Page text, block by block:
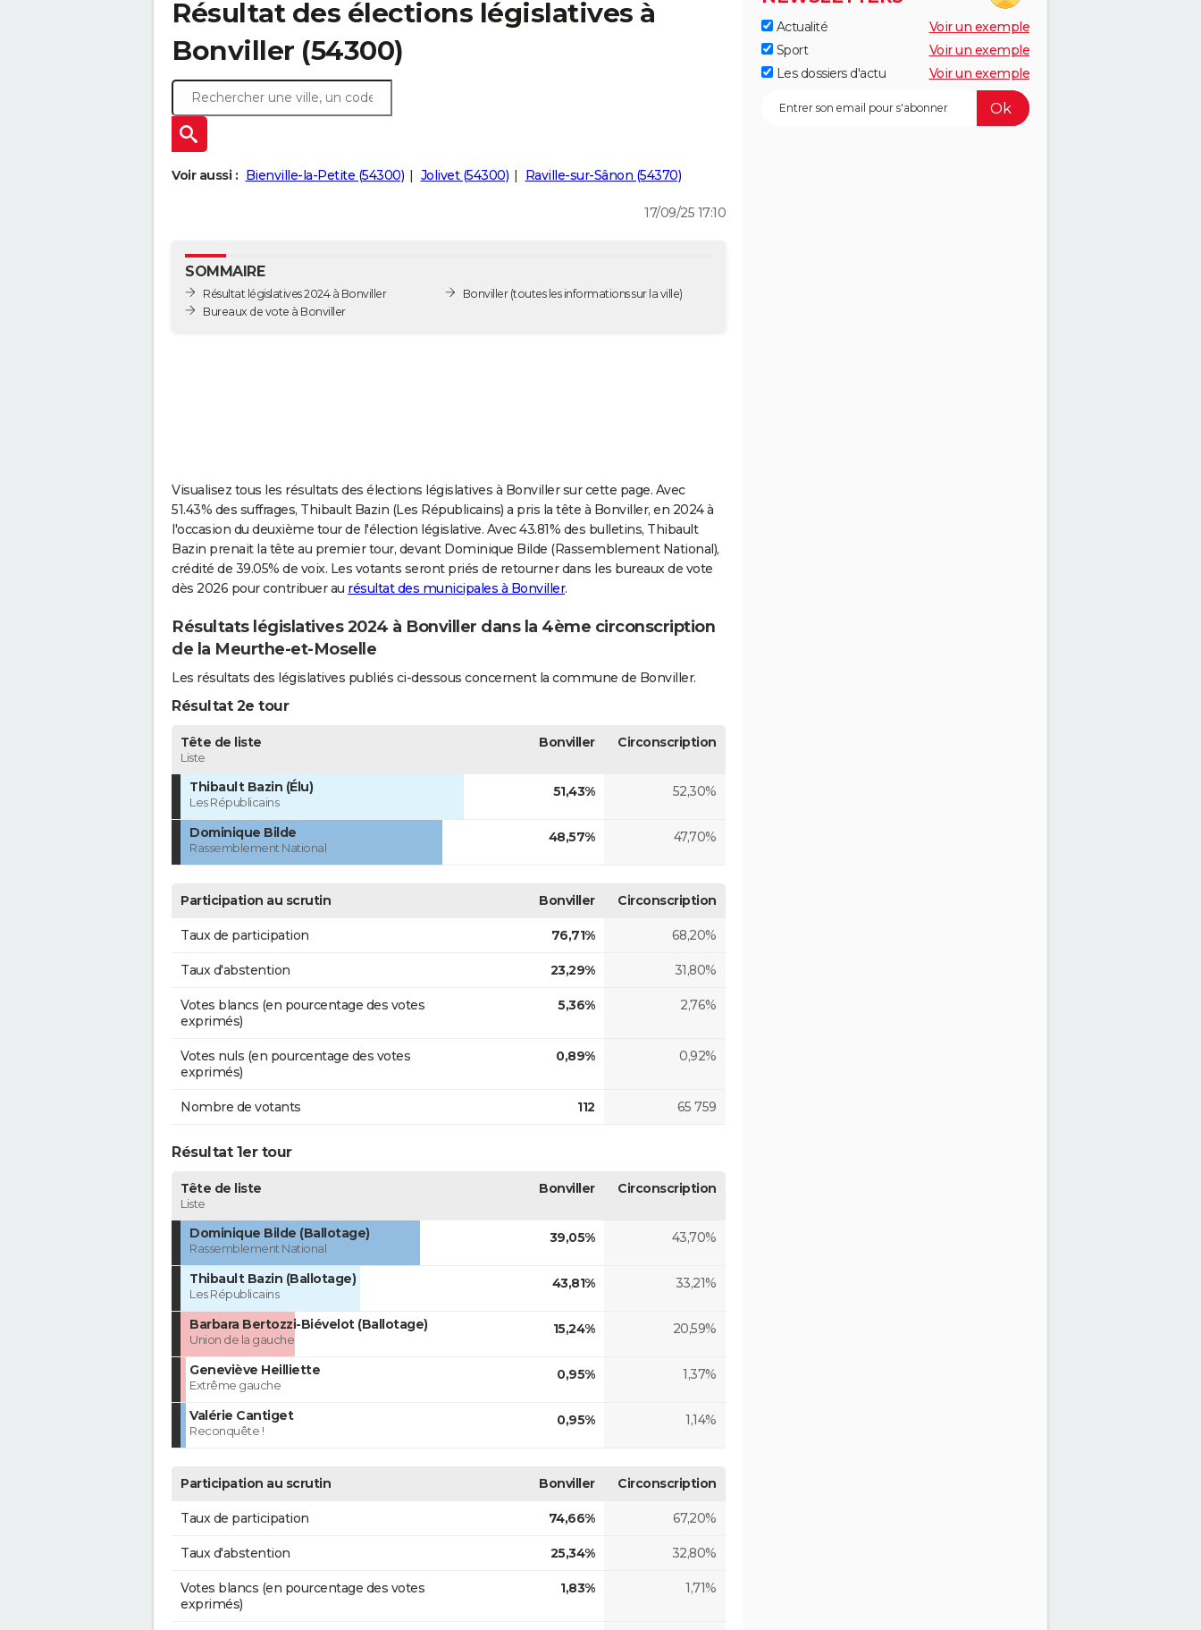
Résultat des élections législatives à
Bonviller (54300)
Voir aussi : Bienville-la-Petite (54300) Jolivet (54300) Raville-sur-Sânon (54370)
17/09/25 17:10
SOMMAIRE
Résultat législatives 2024 à Bonviller
Bureaux de vote à Bonviller
Bonviller(toutes les informations sur la ville)
Visualisez tous les résultats des élections législatives à Bonviller sur cette page. Avec
51.43% des suffrages, Thibault Bazin (Les Républicains) a pris la tête à Bonviller, en 2024 à
l'occasion du deuxième tour de l'élection législative. Avec 43.81% des bulletins, Thibault
Bazin prenait la tête au premier tour, devant Dominique Bilde (Rassemblement National),
crédité de 39.05% de voix. Les votants seront priés de retourner dans les bureaux de vote
dès 2026 pour contribuer au résultat des municipales à Bonviller.
Résultats législatives 2024 à Bonviller dans la 4ème circonscription
de la Meurthe-et-Moselle
Les résultats des législatives publiés ci-dessous concernent la commune de Bonviller.
Résultat 2e tour
Tête de liste
Liste
Bonviller Circonscription
Thibault Bazin (Élu)
Les Républicains
51,43% 52,30%
Dominique Bilde
Rassemblement National
48,57% 47,70%
Participation au scrutin Bonviller Circonscription
Taux de participation 76,71% 68,20%
Taux d'abstention 23,29% 31,80%
Votes blancs (en pourcentage des votes
exprimés)
5,36% 2,76%
Votes nuls (en pourcentage des votes
exprimés)
0,89% 0,92%
Nombre de votants 112 65 759
Résultat 1er tour
Tête de liste
Liste
Bonviller Circonscription
Dominique Bilde (Ballotage)
Rassemblement National
39,05% 43,70%
Thibault Bazin (Ballotage)
Les Républicains
43,81% 33,21%
Barbara Bertozzi-Biévelot (Ballotage)
Union de la gauche
15,24% 20,59%
Geneviève Heilliette
Extrême gauche
0,95% 1,37%
Valérie Cantiget
Reconquête !
0,95% 1,14%
Participation au scrutin Bonviller Circonscription
Taux de participation 74,66% 67,20%
Taux d'abstention 25,34% 32,80%
Votes blancs (en pourcentage des votes
exprimés)
1,83% 1,71%
Actualité
Voir un exemple
Sport
Voir un exemple
Les dossiers d'actu
Voir un exemple